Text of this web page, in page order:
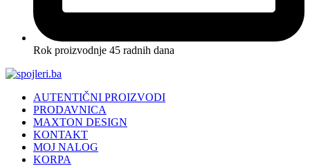
Rok proizvodnje 45 radnih dana
AUTENTIČNI PROIZVODI
PRODAVNICA
MAXTON DESIGN
KONTAKT
MOJ NALOG
KORPA